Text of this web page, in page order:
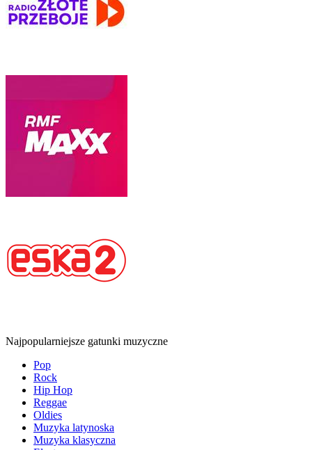
Najpopularniejsze gatunki muzyczne
Pop
Rock
Hip Hop
Reggae
Oldies
Muzyka latynoska
Muzyka klasyczna